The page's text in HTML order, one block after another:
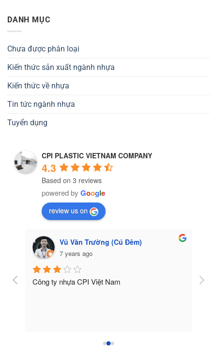
DANH MỤC
Chưa được phân loại
Kiến thức sản xuất ngành nhựa
Kiến thức về nhựa
Tin tức ngành nhựa
Tuyển dụng
CPI PLASTIC VIETNAM COMPANY
4.3
Based on 3 reviews
powered by Google
review us on
Vũ Văn Trường (Cú Đêm)
7 years ago
Công ty nhựa CPI Việt Nam Tốt